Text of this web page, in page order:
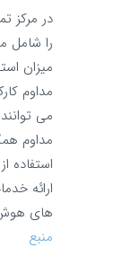
را شامل
میزان
مداوم
می‌
مداوم
ارائه
های هوش
منبع